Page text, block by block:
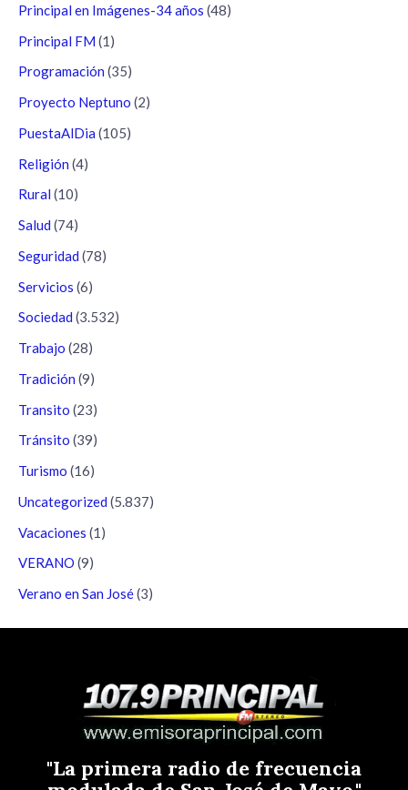
Principal en Imágenes-34 años (48)
Principal FM (1)
Programación (35)
Proyecto Neptuno (2)
PuestaAlDia (105)
Religión (4)
Rural (10)
Salud (74)
Seguridad (78)
Servicios (6)
Sociedad (3.532)
Trabajo (28)
Tradición (9)
Transito (23)
Tránsito (39)
Turismo (16)
Uncategorized (5.837)
Vacaciones (1)
VERANO (9)
Verano en San José(3)
"La primera radio de frecuencia